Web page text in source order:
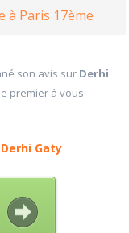
à Paris 17ème
son avis sur Derhi
premier à vous
Derhi Gaty